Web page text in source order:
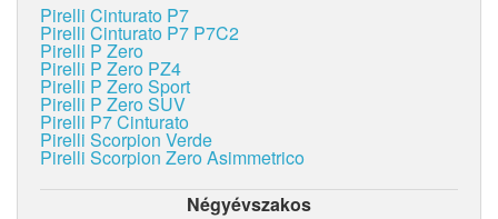
Pirelli Cinturato P7
Pirelli Cinturato P7 P7C2
Pirelli P Zero
Pirelli P Zero PZ4
Pirelli P Zero Sport
Pirelli P Zero SUV
Pirelli P7 Cinturato
Pirelli Scorpion Verde
Pirelli Scorpion Zero Asimmetrico
Négyévszakos